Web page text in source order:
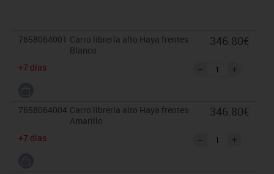
7658064001 Carro librería alto Haya frentes
Blanco
+7 días
346.80€
7658064004 Carro librería alto Haya frentes
Amarillo
+7 días
346.80€